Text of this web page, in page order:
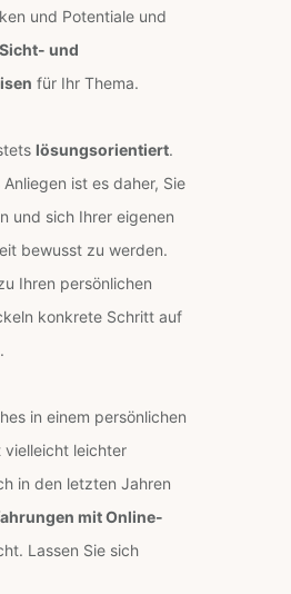
und Potentiale und
und
für Ihr Thema.
lösungsorientiert.
ist es daher, Sie
und sich Ihrer eigenen
bewusst zu werden.
Ihren persönlichen
konkrete Schritt auf
in einem persönlichen
vielleicht leichter
in den letzten Jahren
mit Online-
Lassen Sie sich